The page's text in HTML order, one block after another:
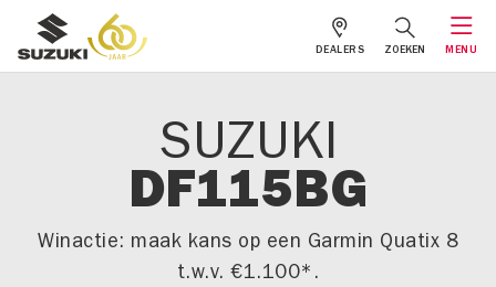
DEALERS ZOEKEN MENU
SUZUKI
DF115BG
Winactie: maak kans op een Garmin Quatix 8
t.w.v. €1.100*.